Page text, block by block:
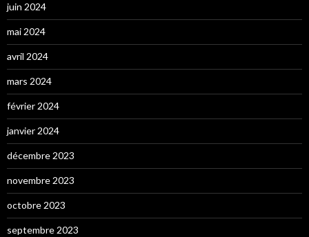
juin 2024
mai 2024
avril 2024
mars 2024
février 2024
janvier 2024
décembre 2023
novembre 2023
octobre 2023
septembre 2023